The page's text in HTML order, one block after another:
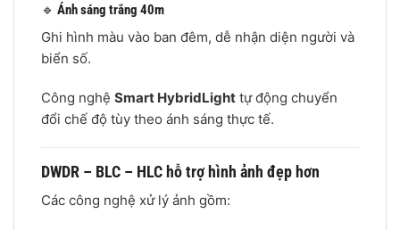
🔹 Ánh sáng trắng 40m
Ghi hình màu vào ban đêm, dễ nhận diện người và
biển số.
Công nghệ Smart HybridLight tự động chuyển
đổi chế độ tùy theo ánh sáng thực tế.
DWDR – BLC – HLC hỗ trợ hình ảnh đẹp hơn
Các công nghệ xử lý ảnh gồm: